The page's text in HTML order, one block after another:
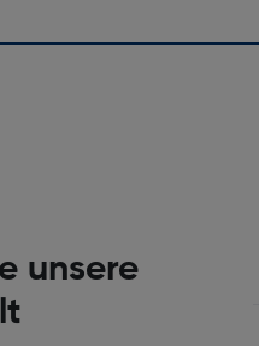
unsere